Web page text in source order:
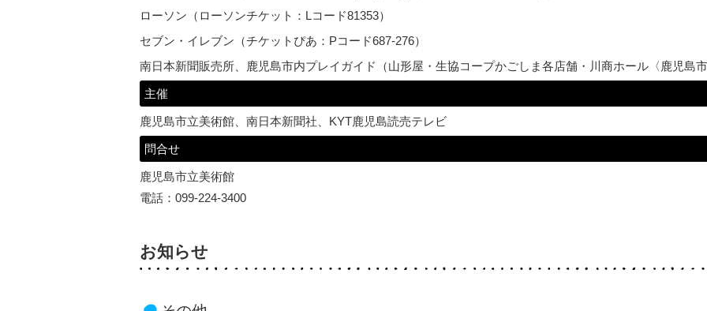
ローソン（ローソンチケット：Lコード81353）
セブン・イレブン（チケットぴあ：Pコード687-276）
南日本新聞販売所、鹿児島市内プレイガイド（山形屋・生協コープかごしま各店舗・川商ホール〈鹿児島
主催
鹿児島市立美術館、南日本新聞社、KYT鹿児島読売テレビ
問合せ
鹿児島市立美術館
電話：099-224-3400
お知らせ